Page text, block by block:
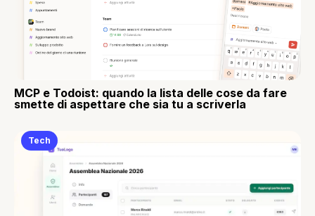
MCP e Todoist: quando la lista delle cose da fare
smette di aspettare che sia tu a scriverla
Tech